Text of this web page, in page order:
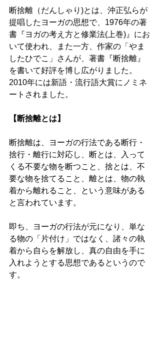
断捨離（だんしゃり)とは、沖正弘らが
提唱したヨーガの思想で、1976年の著
書『ヨガの考え方と修業法(上巻)』にお
いて使われ、また一方、作家の「やま
したひでこ」さんが、著書『断捨離』
を書いて好評を博し広がりました。
2010年には新語・流行語大賞にノミネ
ートされました。
【断捨離とは】
断捨離は、ヨーガの行法である断行・
捨行・離行に対応し、断とは、入って
くる不要な物を断つこと、捨とは、不
要な物を捨てること、離とは、物の執
着から離れること、という意味がある
と言われています。
即ち、ヨーガの行法が元になり、単な
る物の「片付け」ではなく、諸々の執
着から自らを解放し、真の自由を手に
入れようとする思想であるというので
す。